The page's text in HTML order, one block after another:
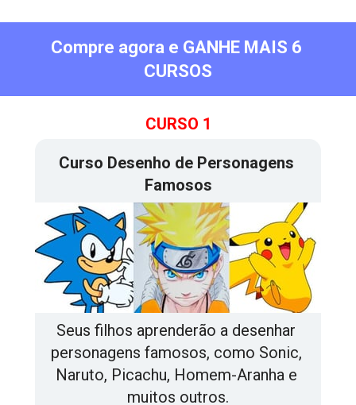
Compre agora e GANHE MAIS 6
CURSOS
CURSO 1
Curso Desenho de Personagens
Famosos
Seus filhos aprenderão a desenhar
personagens famosos, como Sonic,
Naruto, Picachu, Homem-Aranha e
muitos outros.